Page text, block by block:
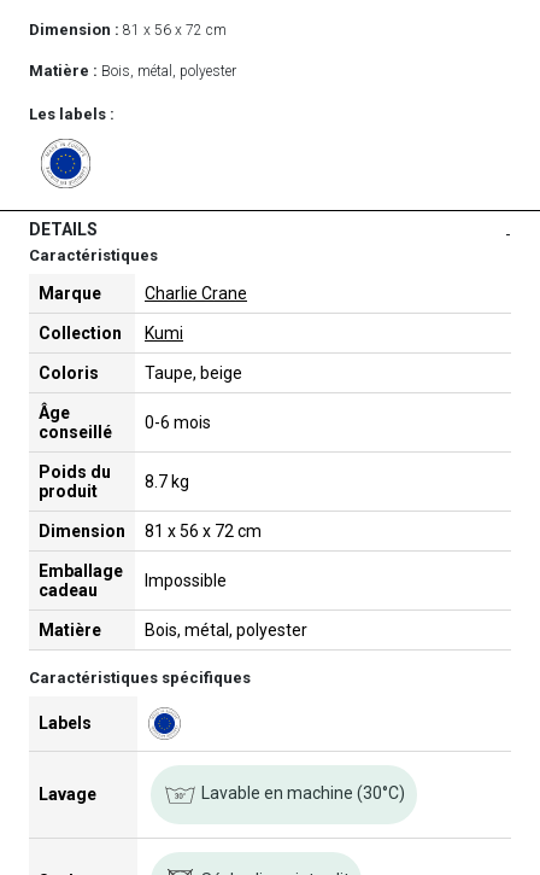
Dimension : 81 x 56 x 72 cm
Matière : Bois, métal, polyester
Les labels :
DETAILS -
Caractéristiques
Marque Charlie Crane
Collection Kumi
Coloris Taupe, beige
Âge
conseillé
0-6 mois
Poids du
produit
8.7 kg
Dimension 81 x 56 x 72 cm
Emballage
cadeau
Impossible
Matière Bois, métal, polyester
Caractéristiques spécifiques
Labels
Lavage Lavable en machine (30°C)